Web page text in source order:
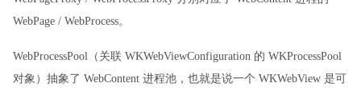
WebPage / WebProcess。
WebProcessPool（关联 WKWebViewConfiguration 的 WKProcessPool
对象）抽象了 WebContent 进程池，也就是说一个 WKWebView 是可